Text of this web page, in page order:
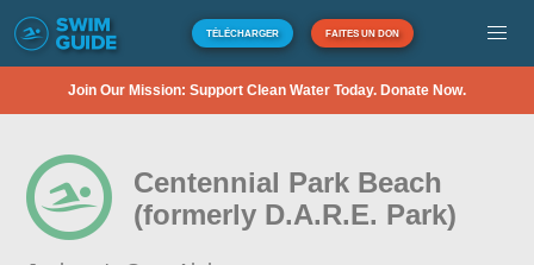
TÉLÉCHARGER FAITES UN DON
Join Our Mission: Support Clean Water Today. Donate Now.
Centennial Park Beach
(formerly D.A.R.E. Park)